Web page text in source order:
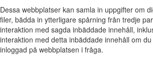
Dessa webbplatser kan samla in uppgifter om
filer, bädda in ytterligare spårning från tredje
interaktion med sagda inbäddade innehåll,
interaktion med detta inbäddade innehåll om
inloggad på webbplatsen i fråga.